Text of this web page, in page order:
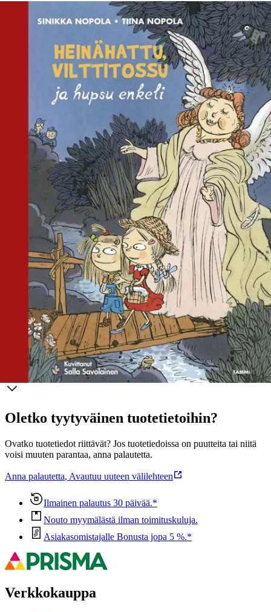
Tuotekuvaus
Heinähatun ja Vilttitossun kommellukset eivät koskaan lakkaa
naurattamasta! Valloittavan hauskat Heinähattu ja Vilttitossu ovat
kaikenikäisten suosikkeja, jo vuodesta 1989 alkaen! Kirjojen lisäksi
Kattilakosken siskokset ovat riemastuttaneet elokuvissa ja
näytelmissä. Vilttitossu katselee Suojelusenkeli-taulua Alibullenin
neitien seinällä ja sanoo Haliselle: Sinä saat olla enkeli, koska olet
pehmeä ja pyöreä. Hetken päästä suostuvaisella Halisella on jo
yöpaita päällä ja siivet selässä.Hän on valmis ”ilmestymään”
Heinähatulle, joka ei Vilttitossun mielestä usko tarpeeksi enkeleihin.
Halisen esiintyminen enkelinä ei sujukaan ihan toivotusti: kylällä
aletaan huhuta oudosta, siivekkäästä oliosta. Mysteerin
ratkaisemiseen tarvitaan konstaapeleja Isonapaa ja Rillirouskua -
mutta sekoittavatko he vyyhteä vain lisää? Sinikka Nopolan ja Tiina
Nopolan menestyksekäs yhteistyö kirjailijoina alkoi Heinähattu ja
Vilttitossu -sarjan ensimmäisestä kirjasta. Nopolat tunnetaan
erityisesti humoristisista lastenromaaneistaan, mm. supersuosituista
Risto Räppääjistä. Heidän kirjojaan on käännetty useille kieleille.
Palkitun ja taitavan Salla Savolaisen lastenkirjakuvituksia
rakastetaan myös ympäri maailman.
Näytä lisää tuotekuvausta
Ominaisuudet
Oletko tyytyväinen tuotetietoihin?
Ovatko tuotetiedot riittävät? Jos tuotetiedoissa on puutteita tai niitä
voisi muuten parantaa, anna palautetta.
Anna palautetta, Avautuu uuteen välilehteen
Ilmainen palautus 30 päivää.*
Nouto myymälästä ilman toimituskuluja.
Asiakasomistajalle Bonusta jopa 5 %.*
Verkkokauppa